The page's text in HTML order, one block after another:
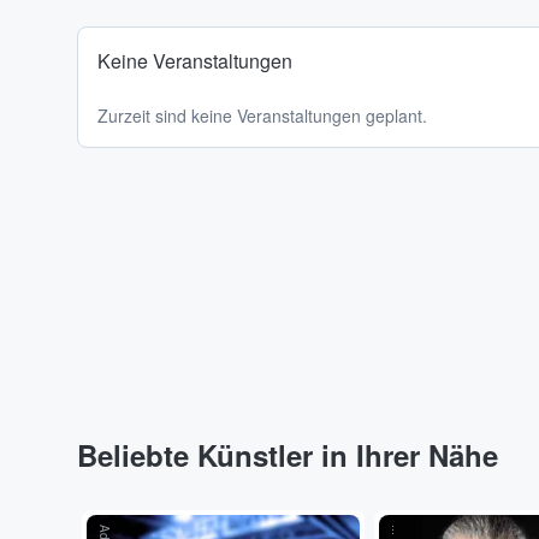
Keine Veranstaltungen
Zurzeit sind keine Veranstaltungen geplant.
Beliebte Künstler in Ihrer Nähe
...